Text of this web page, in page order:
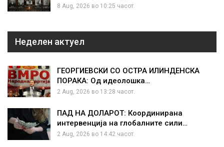
8 Aug, 2026 во 10:25 часот.
Неделен актуел
ГЕОРГИЕВСКИ СО ОСТРА ИЛИНДЕНСКА
ПОРАКА: Од идеолошка…
2 Aug, 2026 во 13:28 часот.
ПАД НА ДОЛАРОТ: Координирана
интервенција на глобалните сили…
2 Aug, 2026 во 14:42 часот.